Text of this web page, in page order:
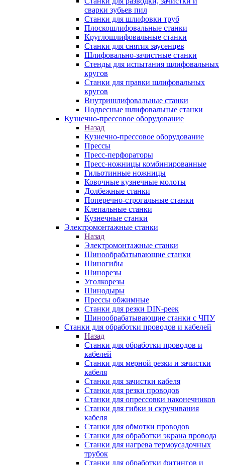
сварки зубьев пил
Станки для шлифовки труб
Плоскошлифовальные станки
Круглошлифовальные станки
Станки для снятия заусенцев
Шлифовально-зачистные станки
Стенды для испытания шлифовальных
кругов
Станки для правки шлифовальных
кругов
Внутришлифовальные станки
Подвесные шлифовальные станки
Кузнечно-прессовое оборудование
Назад
Кузнечно-прессовое оборудование
Прессы
Пресс-перфораторы
Пресс-ножницы комбинированные
Гильотинные ножницы
Ковочные кузнечные молоты
Долбежные станки
Поперечно-строгальные станки
Клепальные станки
Кузнечные станки
Электромонтажные станки
Назад
Электромонтажные станки
Шинообрабатывающие станки
Шиногибы
Шинорезы
Уголкорезы
Шинодыры
Прессы обжимные
Станки для резки DIN-реек
Шинообрабатывающие станки с ЧПУ
Станки для обработки проводов и кабелей
Назад
Станки для обработки проводов и
кабелей
Станки для мерной резки и зачистки
кабеля
Станки для зачистки кабеля
Станки для резки проводов
Станки для опрессовки наконечников
Станки для гибки и скручивания
кабеля
Станки для обмотки проводов
Станки для обработки экрана провода
Станки для нагрева термоусадочных
трубок
Станки для обработки фитингов и